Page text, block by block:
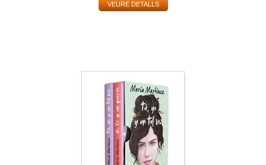
VEURE DETALLS